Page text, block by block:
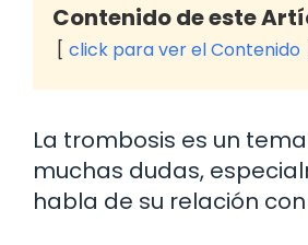
Contenido de este
click para ver el Contenido
La trombosis es un
muchas dudas,
habla de su relación